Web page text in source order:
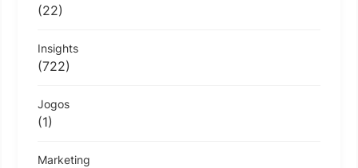
(22)
Insights
(722)
Jogos
(1)
Marketing